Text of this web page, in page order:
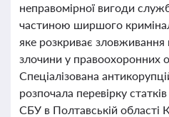
неправомірної вигоди
частиною ширшого
яке розкриває зловживання
злочини у правоохоронних
Спеціалізована
розпочала перевірку
СБУ в Полтавській області